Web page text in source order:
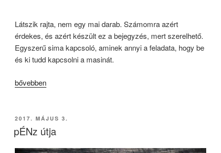
Látszik rajta, nem egy mai darab. Számomra azért
érdekes, és azért készült ez a bejegyzés, mert szerelhető.
Egyszerű sima kapcsoló, aminek annyi a feladata, hogy be
és ki tudd kapcsolni a masinát.
„Mit
bővebben
BEKÜLDVE:
2017. MÁJUS 3.
pÉNz útja